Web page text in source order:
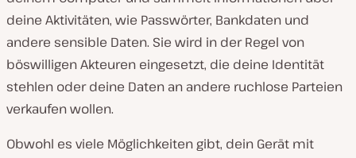
deine Aktivitäten, wie Passwörter, Bankdaten und
andere sensible Daten. Sie wird in der Regel von
böswilligen Akteuren eingesetzt, die deine Identität
stehlen oder deine Daten an andere ruchlose Parteien
verkaufen wollen.
Obwohl es viele Möglichkeiten gibt, dein Gerät mit